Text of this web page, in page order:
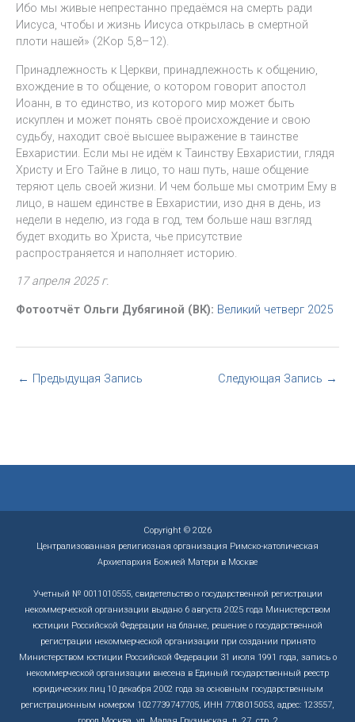
Ибо мы живые непрестанно предаёмся на смерть ради
Иисуса, чтобы и жизнь Иисуса открылась в смертной
плоти нашей» (2Кор 5,8–12).
Принадлежность к Церкви, принадлежность к общению,
вхождение в то общение, о котором говорит апостол
Иоанн, в то единство, из которого мир может быть
искуплен и может понять своё происхождение и свою
судьбу, находит своё высшее выражение в таинстве
Евхаристии. Если мы не идём к Таинству Евхаристии, глядя
Христу и Его Тайне в лицо, то наш путь, наше общение
теряют цель своей жизни. И чем больше мы смотрим Ему в
лицо, в нашем единстве в Евхаристии, изо дня в день, из
недели в неделю, из года в год, тем больше наш взгляд
будет входить во Христа, чье присутствие
распространяется и наполняет историю.
17 апреля 2025 г.
Фотоотчёт Ольги Дубягиной (ВК): Великий четверг 2025
← Предыдущая Запись Следующая Запись →
Copyright © 2026
Централизованная религиозная организация Римско-католическая
Архиепархия Божией Матери в Москве
Учетный № 0011010555, свидетельство о государственной регистрации
некоммерческой организации выдано 6 августа 2025 года Министерством
юстиции Российской Федерации на бланке, решение о государственной
регистрации некоммерческой организации при создании принято
Министерством юстиции Российской Федерации 31 июля 1991 года, запись о
некоммерческой организации внесена в Единый государственный реестр
юридических лиц 10 декабря 2002 года за основным государственным
регистрационным номером 1027739747705, ИНН 7708015053, адрес: 123557,